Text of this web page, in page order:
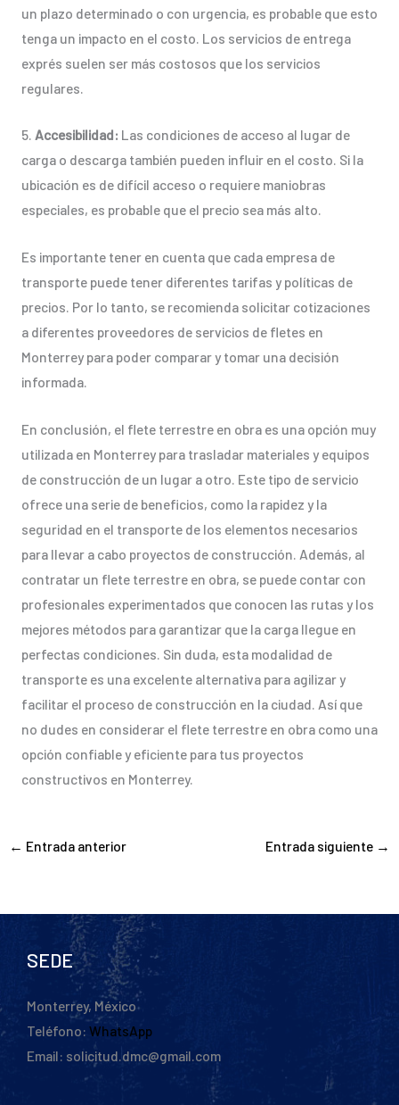
un plazo determinado o con urgencia, es probable que esto
tenga un impacto en el costo. Los servicios de entrega
exprés suelen ser más costosos que los servicios
regulares.
5. Accesibilidad: Las condiciones de acceso al lugar de
carga o descarga también pueden influir en el costo. Si la
ubicación es de difícil acceso o requiere maniobras
especiales, es probable que el precio sea más alto.
Es importante tener en cuenta que cada empresa de
transporte puede tener diferentes tarifas y políticas de
precios. Por lo tanto, se recomienda solicitar cotizaciones
a diferentes proveedores de servicios de fletes en
Monterrey para poder comparar y tomar una decisión
informada.
En conclusión, el flete terrestre en obra es una opción muy
utilizada en Monterrey para trasladar materiales y equipos
de construcción de un lugar a otro. Este tipo de servicio
ofrece una serie de beneficios, como la rapidez y la
seguridad en el transporte de los elementos necesarios
para llevar a cabo proyectos de construcción. Además, al
contratar un flete terrestre en obra, se puede contar con
profesionales experimentados que conocen las rutas y los
mejores métodos para garantizar que la carga llegue en
perfectas condiciones. Sin duda, esta modalidad de
transporte es una excelente alternativa para agilizar y
facilitar el proceso de construcción en la ciudad. Así que
no dudes en considerar el flete terrestre en obra como una
opción confiable y eficiente para tus proyectos
constructivos en Monterrey.
← Entrada anterior Entrada siguiente →
SEDE
Monterrey, México
Teléfono: WhatsApp
Email: solicitud.dmc@gmail.com